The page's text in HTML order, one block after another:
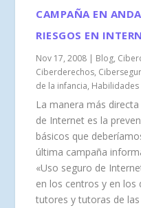
CAMPAÑA EN
RIESGOS EN
Nov 17, 2008 | Blog,
Ciberderechos,
de la infancia,
La manera más
de Internet es la
básicos que
última campaña
«Uso seguro de
en los centros y en
tutores y tutoras de